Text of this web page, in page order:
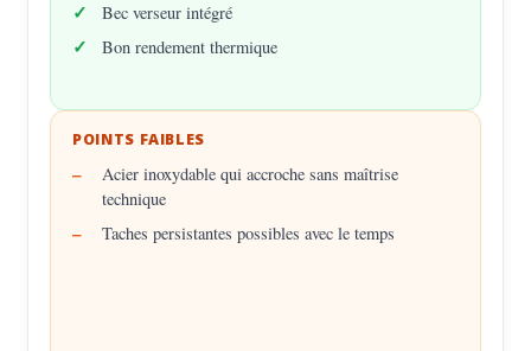
Bec verseur intégré
Bon rendement thermique
POINTS FAIBLES
Acier inoxydable qui accroche sans maîtrise
technique
Taches persistantes possibles avec le temps